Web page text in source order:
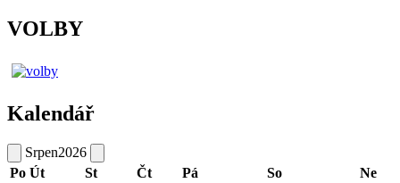
VOLBY
Kalendář
Srpen2026
Po Út St Čt Pá So Ne